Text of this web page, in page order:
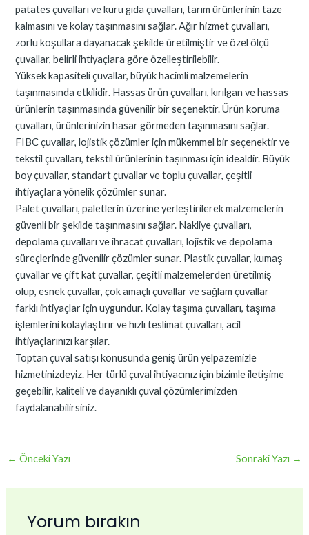
patates çuvalları ve kuru gıda çuvalları, tarım ürünlerinin taze
kalmasını ve kolay taşınmasını sağlar. Ağır hizmet çuvalları,
zorlu koşullara dayanacak şekilde üretilmiştir ve özel ölçü
çuvallar, belirli ihtiyaçlara göre özelleştirilebilir.
Yüksek kapasiteli çuvallar, büyük hacimli malzemelerin
taşınmasında etkilidir. Hassas ürün çuvalları, kırılgan ve hassas
ürünlerin taşınmasında güvenilir bir seçenektir. Ürün koruma
çuvalları, ürünlerinizin hasar görmeden taşınmasını sağlar.
FIBC çuvallar, lojistik çözümler için mükemmel bir seçenektir ve
tekstil çuvalları, tekstil ürünlerinin taşınması için idealdir. Büyük
boy çuvallar, standart çuvallar ve toplu çuvallar, çeşitli
ihtiyaçlara yönelik çözümler sunar.
Palet çuvalları, paletlerin üzerine yerleştirilerek malzemelerin
güvenli bir şekilde taşınmasını sağlar. Nakliye çuvalları,
depolama çuvalları ve ihracat çuvalları, lojistik ve depolama
süreçlerinde güvenilir çözümler sunar. Plastik çuvallar, kumaş
çuvallar ve çift kat çuvallar, çeşitli malzemelerden üretilmiş
olup, esnek çuvallar, çok amaçlı çuvallar ve sağlam çuvallar
farklı ihtiyaçlar için uygundur. Kolay taşıma çuvalları, taşıma
işlemlerini kolaylaştırır ve hızlı teslimat çuvalları, acil
ihtiyaçlarınızı karşılar.
Toptan çuval satışı konusunda geniş ürün yelpazemizle
hizmetinizdeyiz. Her türlü çuval ihtiyacınız için bizimle iletişime
geçebilir, kaliteli ve dayanıklı çuval çözümlerimizden
faydalanabilirsiniz.
← Önceki Yazı Sonraki Yazı →
Yorum bırakın